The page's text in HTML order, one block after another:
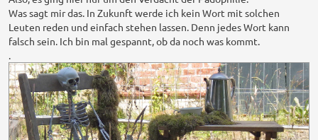
Was sagt mir das. In Zukunft werde ich kein Wort mit solchen
Leuten reden und einfach stehen lassen. Denn jedes Wort kann
falsch sein. Ich bin mal gespannt, ob da noch was kommt.
.